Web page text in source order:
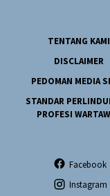
TENTANG KAMI
DISCLAIMER
PEDOMAN MEDIA
STANDAR
PROFESI
Facebook
Instagram